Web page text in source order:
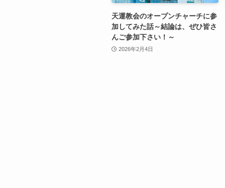
天運教会のオープンチャーチに参
加してみた話～結論は、ぜひ皆さ
んご参加下さい！～
2026年2月4日